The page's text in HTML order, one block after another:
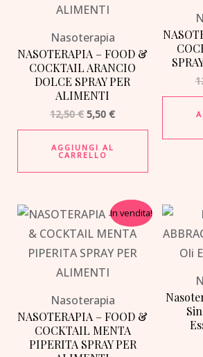
Nasoterapia
NASOTERAPIA – FOOD &
COCKTAIL ARANCIO
DOLCE SPRAY PER
ALIMENTI
12,50€ 5,50€
AGGIUNGI AL
CARRELLO
In vendita!
Nasoterapia
NASOTERAPIA – FOOD &
COCKTAIL MENTA
PIPERITA SPRAY PER
Il
prezzo
originale
era:
12,50 €.
Il
prezzo
attuale
è:
5,50 €.